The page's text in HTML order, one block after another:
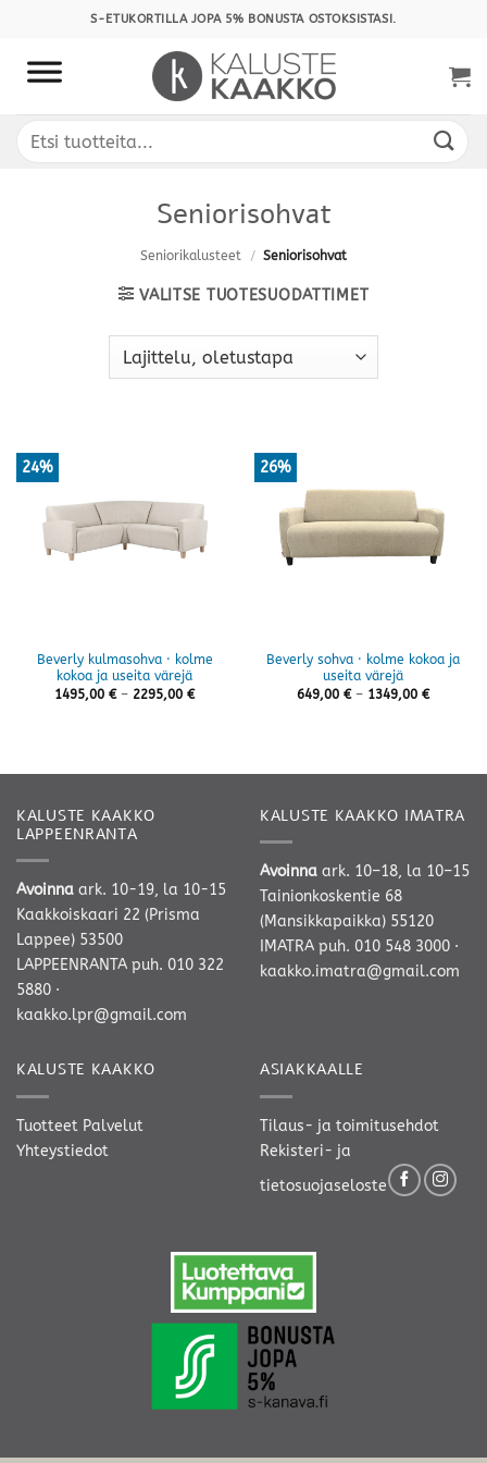
content
S-ETUKORTILLA JOPA 5% BONUSTA OSTOKSISTASI.
Etsi:
Seniorisohvat
Seniorikalusteet / Seniorisohvat
VALITSE TUOTESUODATTIMET
24%
Beverly kulmasohva · kolme
kokoa ja useita värejä
1495,00 € – 2295,00 €Hintaluokka:
26%
Beverly sohva · kolme kokoa ja
useita värejä
649,00 € – 1349,00 €
KALUSTE KAAKKO
LAPPEENRANTA
Avoinna ark. 10-19, la 10-15
Kaakkoiskaari 22 (Prisma
Lappee) 53500
LAPPEENRANTA puh. 010 322
5880 ·
kaakko.lpr@gmail.com
KALUSTE KAAKKO IMATRA
Avoinna ark. 10–18, la 10–15
Tainionkoskentie 68
(Mansikkapaikka) 55120
IMATRA puh. 010 548 3000 ·
kaakko.imatra@gmail.com
KALUSTE KAAKKO
Tuotteet Palvelut
Yhteystiedot
ASIAKKAALLE
Tilaus- ja toimitusehdot
Rekisteri- ja
tietosuojaseloste